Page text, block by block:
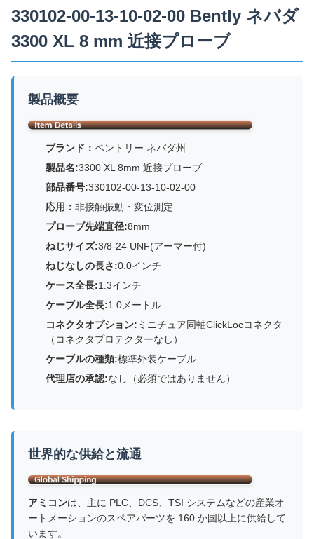
330102-00-13-10-02-00 Bently ネバダ
3300 XL 8 mm 近接プローブ
製品概要
ブランド： ベントリー ネバダ州
製品名:3300 XL 8mm 近接プローブ
部品番号:330102-00-13-10-02-00
応用： 非接触振動・変位測定
プローブ先端直径:8mm
ねじサイズ:3/8-24 UNF(アーマー付)
ねじなしの長さ:0.0インチ
ケース全長:1.3インチ
ケーブル全長:1.0メートル
コネクタオプション: ミニチュア同軸ClickLocコネクタ
（コネクタプロテクターなし）
ケーブルの種類:標準外装ケーブル
代理店の承認:なし（必須ではありません）
世界的な供給と流通
アミコンは、主に PLC、DCS、TSI システムなどの産業オ
ートメーションのスペアパーツを 160 か国以上に供給して
います。